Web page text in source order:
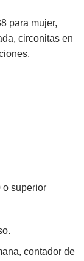
para mujer,
circonitas en
o superior
contador de